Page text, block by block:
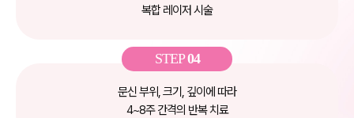
복합 레이저 시술
STEP04
문신 부위, 크기, 깊이에 따라
4~8주 간격의 반복 치료